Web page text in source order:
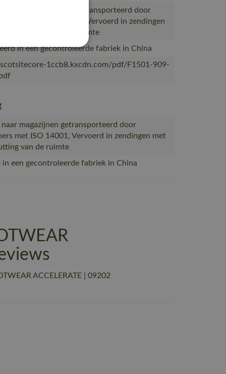
naar magazijnen getransporteerd door
met ISO 14001, Vervoerd in zendingen
benutting van de ruimte
in een gecontroleerde fabriek in China
1ccb8.kxcdn.com/pdf/F1501-909-
magazijnen getransporteerd door
met ISO 14001, Vervoerd in zendingen met
van de ruimte
in een gecontroleerde fabriek in China
ACCELERATE | 09202